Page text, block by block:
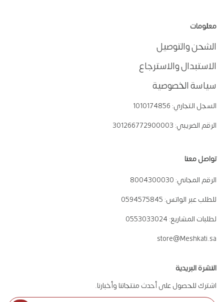
معلومات
الشحن والتوصيل
الاستبدال والاسترجاع
سياسة الخصوصية
السجل التجاري: 1010174856
الرقم الضريبي: 301266772900003
تواصل معنا
الرقم المجاني: 8004300030
للطلب عبر الواتس: 0594575845
لطلبات المشاريع: 0553033024
store@Meshkati.sa
النشرة البريدية
اشترك للحصول على أحدث منتجاتنا وأخبارنا.